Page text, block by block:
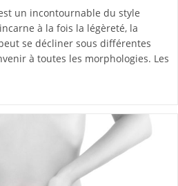
un incontournable du style
à la fois la légèreté, la
se décliner sous différentes
à toutes les morphologies. Les